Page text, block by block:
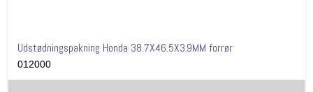
Udstødningspakning Honda 38.7X46.5X3.9MM forrør
012000